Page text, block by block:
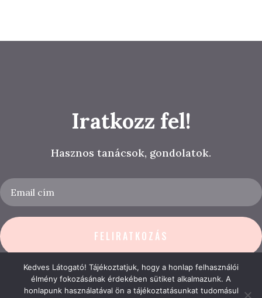
Iratkozz fel!
Hasznos tanácsok, gondolatok.
FELIRATKOZÁS
A weboldalon a minőségi felhasználói élmény érdekében sütiket
használunk.
Kedves Látogató! Tájékoztatjuk, hogy a honlap felhasználói
élmény fokozásának érdekében sütiket alkalmazunk. A
honlapunk használatával ön a tájékoztatásunkat tudomásul